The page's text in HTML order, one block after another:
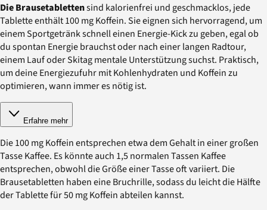
Die Brausetablettensind kalorienfrei und geschmacklos, jede
Tablette enthält 100 mg Koffein. Sie eignen sich hervorragend, um
einem Sportgetränk schnell einen Energie-Kick zu geben, egal ob
du spontan Energie brauchst oder nach einer langen Radtour,
einem Lauf oder Skitag mentale Unterstützung suchst. Praktisch,
um deine Energiezufuhr mit Kohlenhydraten und Koffein zu
optimieren, wann immer es nötig ist.
Erfahre mehr
Die 100 mg Koffein entsprechen etwa dem Gehalt in einer großen
Tasse Kaffee. Es könnte auch 1,5 normalen Tassen Kaffee
entsprechen, obwohl die Größe einer Tasse oft variiert. Die
Brausetabletten haben eine Bruchrille, sodass du leicht die Hälfte
der Tablette für 50 mg Koffein abteilen kannst.